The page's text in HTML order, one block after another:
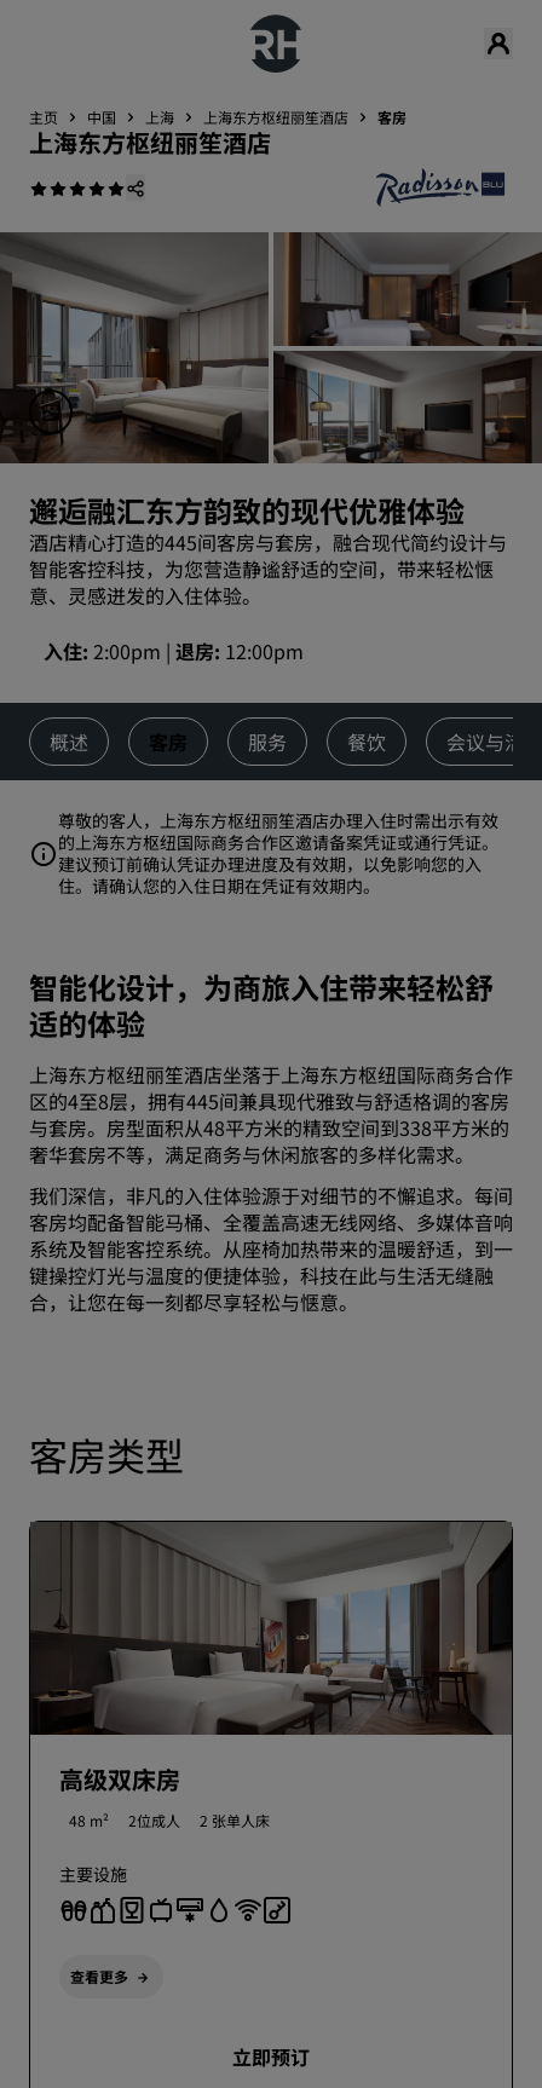
主页 中国 上海 上海东方枢纽丽笙酒店 客房
上海东方枢纽丽笙酒店
邂逅融汇东方韵致的现代优雅体验
酒店精心打造的445间客房与套房，融合现代简约设计与
智能客控科技，为您营造静谧舒适的空间，带来轻松惬
意、灵感迸发的入住体验。
入住 2:00pm 退房 12:00pm
概述 客房 服务 餐饮 会议与活动
尊敬的客人，上海东方枢纽丽笙酒店办理入住时需出示有效
的上海东方枢纽国际商务合作区邀请备案凭证或通行凭证。
建议预订前确认凭证办理进度及有效期，以免影响您的入
住。请确认您的入住日期在凭证有效期内。
智能化设计，为商旅入住带来轻松舒
适的体验
上海东方枢纽丽笙酒店坐落于上海东方枢纽国际商务合作
区的4至8层，拥有445间兼具现代雅致与舒适格调的客房
与套房。房型面积从48平方米的精致空间到338平方米的
奢华套房不等，满足商务与休闲旅客的多样化需求。
我们深信，非凡的入住体验源于对细节的不懈追求。每间
客房均配备智能马桶、全覆盖高速无线网络、多媒体音响
系统及智能客控系统。从座椅加热带来的温暖舒适，到一
键操控灯光与温度的便捷体验，科技在此与生活无缝融
合，让您在每一刻都尽享轻松与惬意。
客房类型
高级双床房
48 m² 2位成人 2 张单人床
主要设施
查看更多
立即预订